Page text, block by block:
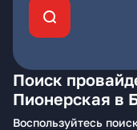
Поиск
Пионерская в
Воспользуйтесь